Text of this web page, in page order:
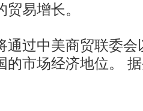
易增长。
过中美商贸联委会
的市场经济地位。